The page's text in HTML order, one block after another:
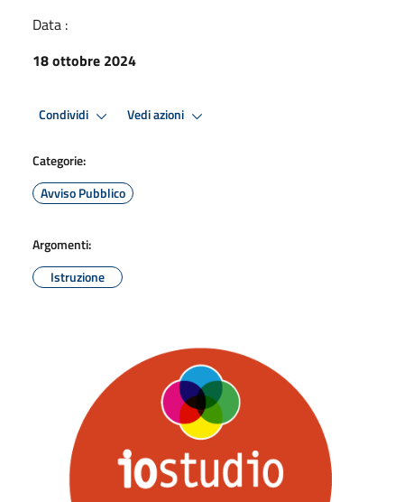
Data :
18 ottobre 2024
Condividi Vedi azioni
Categorie:
Avviso Pubblico
Argomenti:
Istruzione